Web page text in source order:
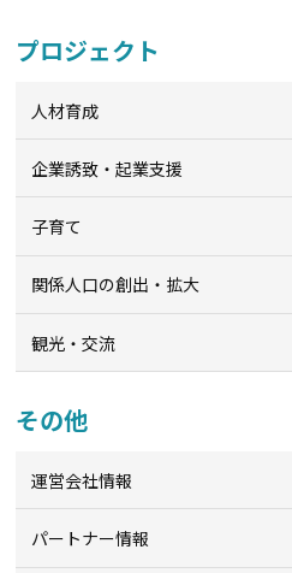
プロジェクト
人材育成
企業誘致・起業支援
子育て
関係人口の創出・拡大
観光・交流
その他
運営会社情報
パートナー情報